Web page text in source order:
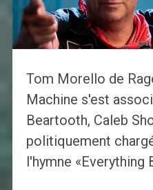
Tom Morello de
Machine s'est
Beartooth, Caleb
politiquement
l'hymne «Everything